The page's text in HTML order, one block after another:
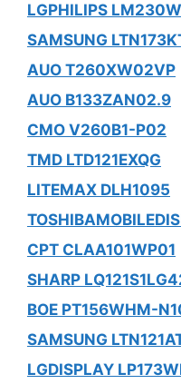
LGPHILIPS
SAMSUNG
AUO T260XW02VP
AUO B133ZAN02.9
CMO V260B1-P02
TMD LTD121EXQG
LITEMAX DLH1095
CPT CLAA101WP01
SHARP
BOE PT156WHM-
SAMSUNG
LGDISPLAY